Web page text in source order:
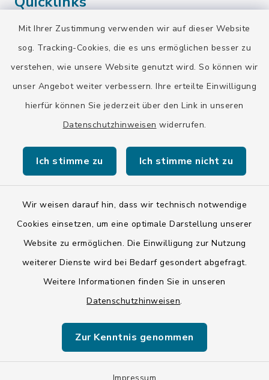
Mit Ihrer Zustimmung verwenden wir auf dieser Website
sog. Tracking-Cookies, die es uns ermöglichen besser zu
verstehen, wie unsere Website genutzt wird. So können wir
unser Angebot weiter verbessern. Ihre erteilte Einwilligung
hierfür können Sie jederzeit über den Link in unseren
Datenschutzhinweisen widerrufen.
Ich stimme zu Ich stimme nicht zu
Wir weisen darauf hin, dass wir technisch notwendige
Cookies einsetzen, um eine optimale Darstellung unserer
Website zu ermöglichen. Die Einwilligung zur Nutzung
weiterer Dienste wird bei Bedarf gesondert abgefragt.
Weitere Informationen finden Sie in unseren
Datenschutzhinweisen.
Zur Kenntnis genommen
Landratsamt Bad Tölz-Wolfratshausen
Bayern-Fahrplan
BayernPortal
Kontakt
Barrierefreiheit
Impressum
LSI-Siegel
Datenschutzgrundverordnung